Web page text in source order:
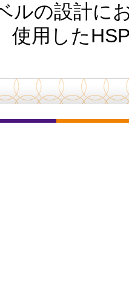
ルの設計に
使用した